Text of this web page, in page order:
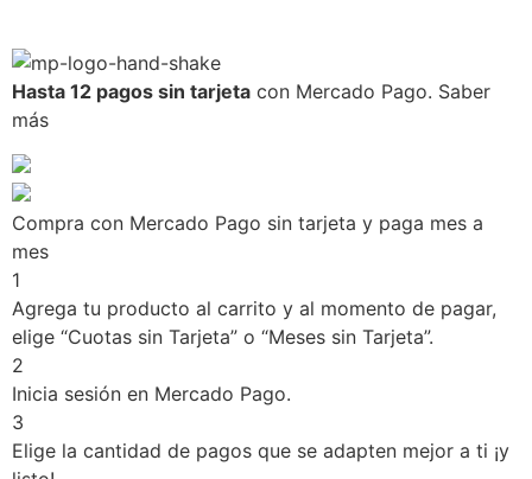
Hasta 12 pagos sin tarjeta con Mercado Pago. Saber
más
Compra con Mercado Pago sin tarjeta y paga mes a
mes
1
Agrega tu producto al carrito y al momento de pagar,
elige “Cuotas sin Tarjeta” o “Meses sin Tarjeta”.
2
Inicia sesión en Mercado Pago.
3
Elige la cantidad de pagos que se adapten mejor a ti ¡y